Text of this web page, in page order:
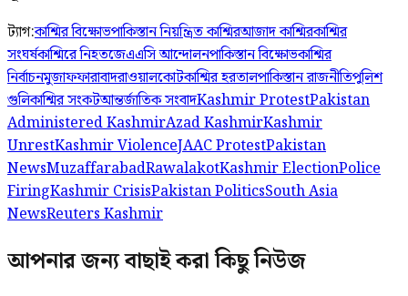
ট্যাগ:কাশ্মির বিক্ষোভপাকিস্তান নিয়ন্ত্রিত কাশ্মিরআজাদ কাশ্মিরকাশ্মির
সংঘর্ষকাশ্মিরে নিহতজেএএসি আন্দোলনপাকিস্তান বিক্ষোভকাশ্মির
নির্বাচনমুজাফফারাবাদরাওয়ালকোটকাশ্মির হরতালপাকিস্তান রাজনীতিপুলিশ
গুলিকাশ্মির সংকটআন্তর্জাতিক সংবাদKashmir ProtestPakistan
Administered KashmirAzad KashmirKashmir
UnrestKashmir ViolenceJAAC ProtestPakistan
NewsMuzaffarabadRawalakotKashmir ElectionPolice
FiringKashmir CrisisPakistan PoliticsSouth Asia
NewsReuters Kashmir
আপনার জন্য বাছাই করা কিছু নিউজ